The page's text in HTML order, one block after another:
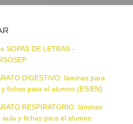
SOPAS DE LETRAS -
DIGESTIVO: láminas para
fichas para el alumno (ES/EN)
RESPIRATORIO: láminas
aula y fichas para el alumno